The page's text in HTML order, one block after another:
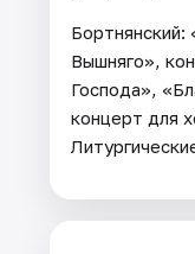
Вышняго»,
Господа»,
концерт для